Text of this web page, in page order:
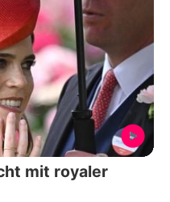
mit royaler